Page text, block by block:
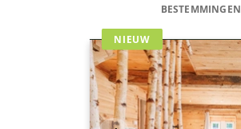
BESTEMMINGEN